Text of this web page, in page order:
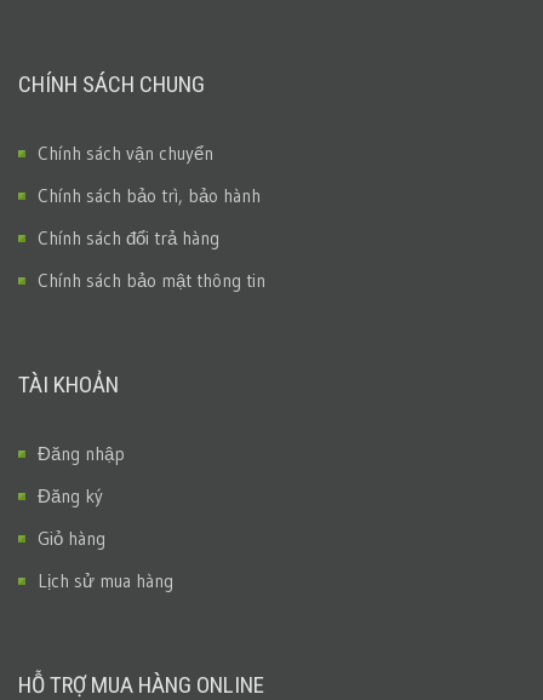
CHÍNH SÁCH CHUNG
Chính sách vận chuyển
Chính sách bảo trì, bảo hành
Chính sách đổi trả hàng
Chính sách bảo mật thông tin
TÀI KHOẢN
Đăng nhập
Đăng ký
Giỏ hàng
Lịch sử mua hàng
HỖ TRỢ MUA HÀNG ONLINE